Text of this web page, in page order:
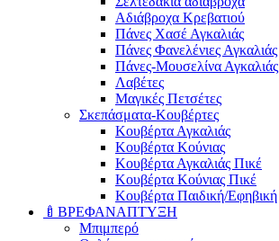
Αδιάβροχα Κρεβατιού
Πάνες Χασέ Αγκαλιάς
Πάνες Φανελένιες Αγκαλιάς
Πάνες-Μουσελίνα Αγκαλιάς
Λαβέτες
Μαγικές Πετσέτες
Σκεπάσματα-Κουβέρτες
Κουβέρτα Αγκαλιάς
Κουβέρτα Κούνιας
Κουβέρτα Αγκαλιάς Πικέ
Κουβέρτα Κούνιας Πικέ
Κουβέρτα Παιδική/Εφηβική
🍼ΒΡΕΦΑΝΑΠΤΥΞΗ
Μπιμπερό